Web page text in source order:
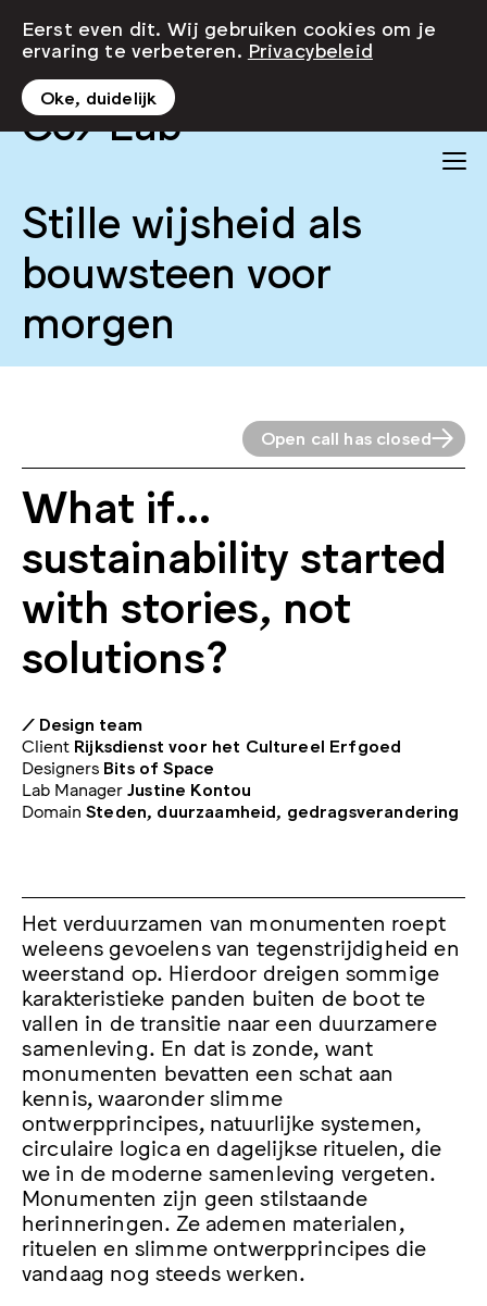
Co/Lab
Stille wijsheid als
bouwsteen voor
morgen
Open call has closed
/ Design team
Client Rijksdienst voor het Cultureel Erfgoed
Designers Bits of Space
Lab Manager Justine Kontou
Domain Steden, duurzaamheid, gedragsverandering
What if…
sustainability started
with stories, not
solutions?
Het verduurzamen van monumenten roept
weleens gevoelens van tegenstrijdigheid en
weerstand op. Hierdoor dreigen sommige
karakteristieke panden buiten de boot te
vallen in de transitie naar een duurzamere
samenleving. En dat is zonde, want
monumenten bevatten een schat aan
kennis, waaronder slimme
ontwerpprincipes, natuurlijke systemen,
circulaire logica en dagelijkse rituelen, die
we in de moderne samenleving vergeten.
Monumenten zijn geen stilstaande
herinneringen. Ze ademen materialen,
rituelen en slimme ontwerpprincipes die
vandaag nog steeds werken.
Eerst even dit. Wij gebruiken cookies om je
ervaring te verbeteren. Privacybeleid
Oke, duidelijk